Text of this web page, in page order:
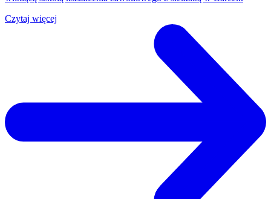
Czytaj więcej